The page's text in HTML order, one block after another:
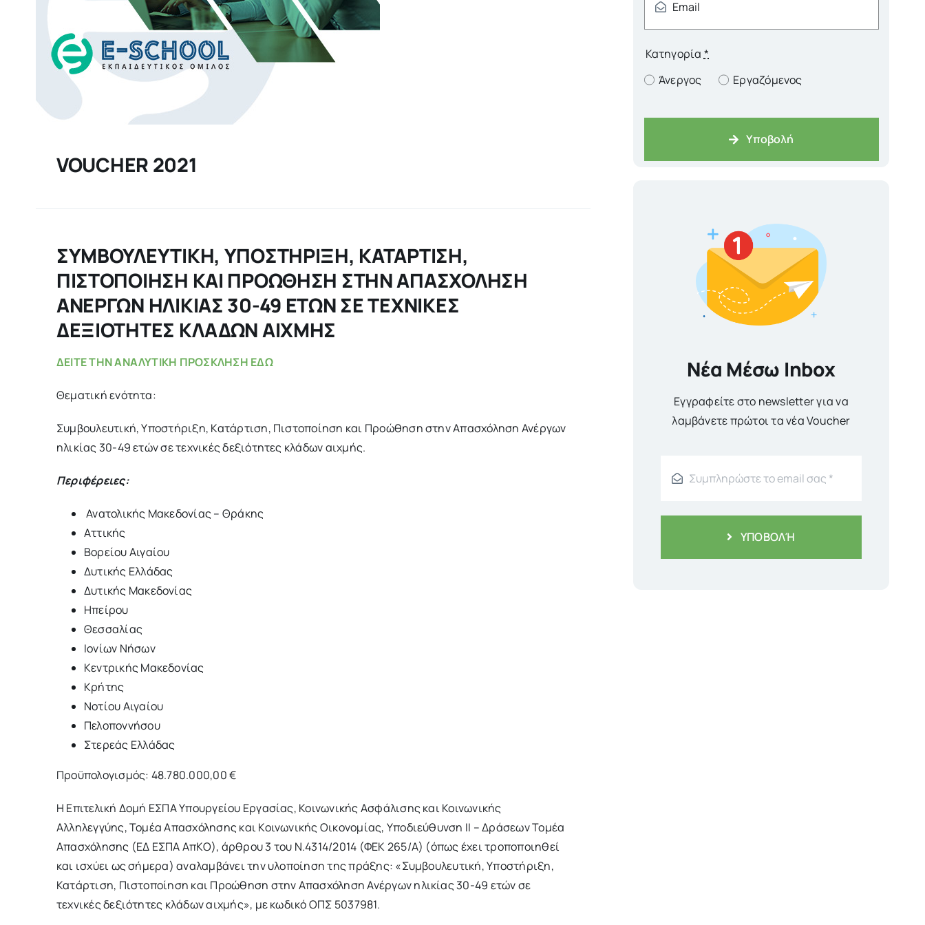
VOUCHER 2021
ΣΥΜΒΟΥΛΕΥΤΙΚΗ, ΥΠΟΣΤΗΡΙΞΗ, ΚΑΤΑΡΤΙΣΗ,
ΠΙΣΤΟΠΟΙΗΣΗ ΚΑΙ ΠΡΟΩΘΗΣΗ ΣΤΗΝ ΑΠΑΣΧΟΛΗΣΗ
ΑΝΕΡΓΩΝ ΗΛΙΚΙΑΣ 30-49 ΕΤΩΝ ΣΕ ΤΕΧΝΙΚΕΣ
ΔΕΞΙΟΤΗΤΕΣ ΚΛΑΔΩΝ ΑΙΧΜΗΣ
ΔΕΙΤΕ ΤΗΝ ΑΝΑΛΥΤΙΚΗ ΠΡΟΣΚΛΗΣΗ ΕΔΩ
Θεματική ενότητα:
Συμβουλευτική, Υποστήριξη, Κατάρτιση, Πιστοποίηση και Προώθηση στην Απασχόληση Ανέργων
ηλικίας 30-49 ετών σε τεχνικές δεξιότητες κλάδων αιχμής.
Περιφέρειες:
Ανατολικής Μακεδονίας – Θράκης
Αττικής
Βορείου Αιγαίου
Δυτικής Ελλάδας
Δυτικής Μακεδονίας
Ηπείρου
Θεσσαλίας
Ιονίων Νήσων
Κεντρικής Μακεδονίας
Κρήτης
Νοτίου Αιγαίου
Πελοποννήσου
Στερεάς Ελλάδας
Προϋπολογισμός: 48.780.000,00 €
Η Επιτελική Δομή ΕΣΠΑ Υπουργείου Εργασίας, Κοινωνικής Ασφάλισης και Κοινωνικής
Αλληλεγγύης, Τομέα Απασχόλησης και Κοινωνικής Οικονομίας, Υποδιεύθυνση ΙΙ – Δράσεων Τομέα
Απασχόλησης (ΕΔ ΕΣΠΑ ΑπΚΟ), άρθρου 3 του Ν.4314/2014 (ΦΕΚ 265/Α) (όπως έχει τροποποιηθεί
και ισχύει ως σήμερα) αναλαμβάνει την υλοποίηση της πράξης: «Συμβουλευτική, Υποστήριξη,
Κατάρτιση, Πιστοποίηση και Προώθηση στην Απασχόληση Ανέργων ηλικίας 30-49 ετών σε
τεχνικές δεξιότητες κλάδων αιχμής», με κωδικό ΟΠΣ 5037981.
Κατηγορία *
Άνεργος
Εργαζόμενος
Υποβολή
Νέα Μέσω Inbox
Εγγραφείτε στο newsletter για να
λαμβάνετε πρώτοι τα νέα Voucher
ΥΠΟΒΟΛΉ